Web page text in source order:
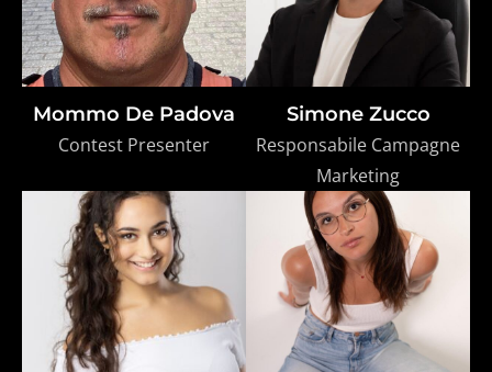
Mommo De Padova
Contest Presenter
Simone Zucco
Responsabile Campagne
Marketing